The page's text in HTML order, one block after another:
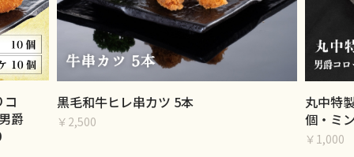
爵
黒毛和牛ヒレ串カツ 5本
￥2,500
丸中特
個・ミ
￥1,000